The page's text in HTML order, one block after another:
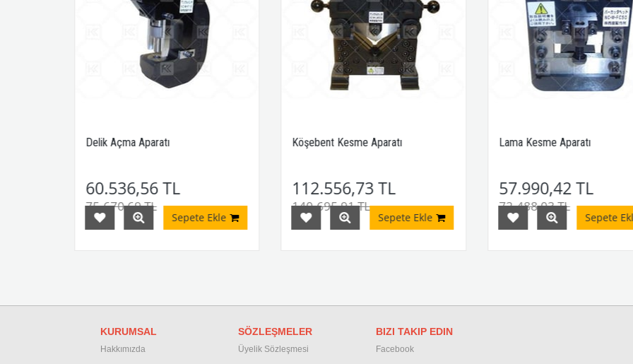
Delik Açma Aparatı
60.536,56 TL
75.670,69 TL
Sepete Ekle
Köşebent Kesme Aparatı
112.556,73 TL
140.695,91 TL
Sepete Ekle
Lama Kesme Aparatı
57.990,42 TL
72.488,03 TL
Sepete
KURUMSAL
Hakkımızda
SÖZLEŞMELER
Üyelik Sözleşmesi
BIZI TAKIP EDIN
Facebook